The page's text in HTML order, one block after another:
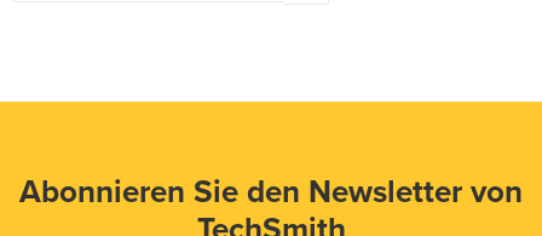
Abonnieren Sie den Newsletter von